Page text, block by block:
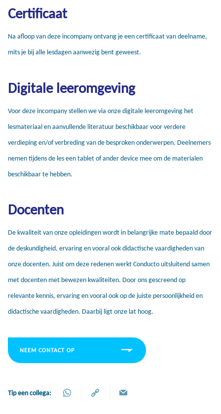
Certificaat
Na afloop van deze incompany ontvang je een certificaat van deelname,
mits je bij alle lesdagen aanwezig bent geweest.
Digitale leeromgeving
Voor deze incompany stellen we via onze digitale leeromgeving het
lesmateriaal en aanvullende literatuur beschikbaar voor verdere
verdieping en/of verbreding van de besproken onderwerpen. Deelnemers
nemen tijdens de les een tablet of ander device mee om de materialen
beschikbaar te hebben.
Docenten
De kwaliteit van onze opleidingen wordt in belangrijke mate bepaald door
de deskundigheid, ervaring en vooral ook didactische vaardigheden van
onze docenten. Juist om deze redenen werkt Conducto uitsluitend samen
met docenten met bewezen kwaliteiten. Door ons gescreend op
relevante kennis, ervaring en vooral ook op de juiste persoonlijkheid en
didactische vaardigheden. Daarbij ligt onze lat hoog.
NEEM CONTACT OP
Tip een collega: